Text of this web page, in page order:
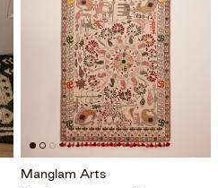
Manglam Arts